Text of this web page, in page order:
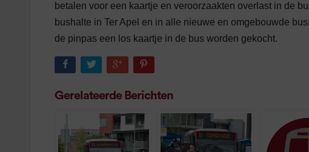
betalen voor een kaartje en veroorzaakten overlast in de
bushalte in Ter Apel en in alle nieuwe en omgebouwde
de pinpas een los kaartje in de bus worden gekocht.
Gerelateerde Berichten